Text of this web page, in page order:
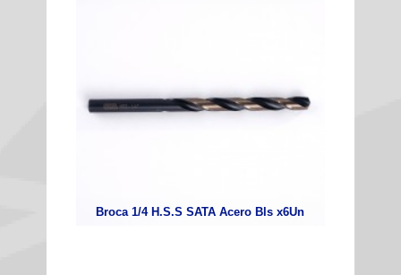
Broca 1/4 H.S.S SATA Acero Bls x6Un